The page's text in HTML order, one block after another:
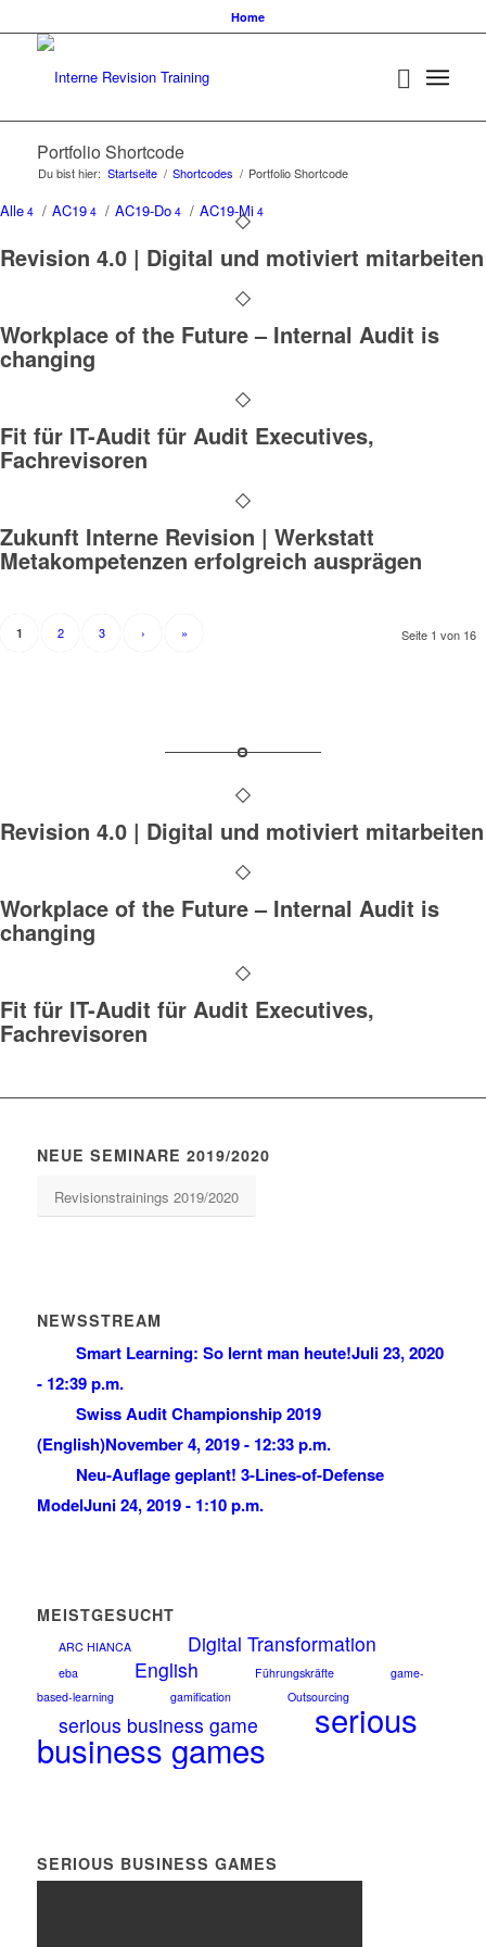
Home
Portfolio Shortcode
Du bist hier: Startseite / Shortcodes / Portfolio Shortcode
Alle 4 / AC19 4 / AC19-Do 4 / AC19-Mi 4
Revision 4.0 | Digital und motiviert mitarbeiten
Workplace of the Future – Internal Audit is
changing
Fit für IT-Audit für Audit Executives,
Fachrevisoren
Zukunft Interne Revision | Werkstatt
Metakompetenzen erfolgreich ausprägen
Seite 1 von 16
1 2 3 › »
Revision 4.0 | Digital und motiviert mitarbeiten
Workplace of the Future – Internal Audit is
changing
Fit für IT-Audit für Audit Executives,
Fachrevisoren
NEUE SEMINARE 2019/2020
Revisionstrainings 2019/2020
NEWSSTREAM
Smart Learning: So lernt man heute!Juli 23, 2020
- 12:39 p.m.
Swiss Audit Championship 2019
(English)November 4, 2019 - 12:33 p.m.
Neu-Auflage geplant! 3-Lines-of-Defense
ModelJuni 24, 2019 - 1:10 p.m.
MEISTGESUCHT
ARC HIANCA Digital Transformation
eba English Führungskräfte
game-
based-learning
gamification Outsourcing
serious business game serious
business games
SERIOUS BUSINESS GAMES